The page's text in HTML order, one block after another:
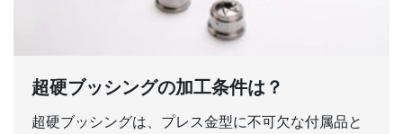
超硬ブッシングの加工条件は？
超硬ブッシングは、プレス金型に不可欠な付属品と